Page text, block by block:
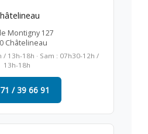
Montigny 127
Châtelineau
/ 13h-18h · Sam : 07h30-12h /
13h-18h
/ 39 66 91